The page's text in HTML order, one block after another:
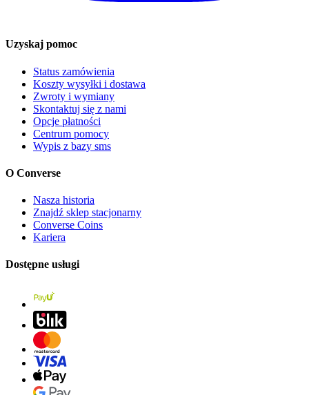
Uzyskaj pomoc
Status zamówienia
Koszty wysyłki i dostawa
Zwroty i wymiany
Skontaktuj się z nami
Opcje płatności
Centrum pomocy
Wypis z bazy sms
O Converse
Nasza historia
Znajdź sklep stacjonarny
Converse Coins
Kariera
Dostępne usługi